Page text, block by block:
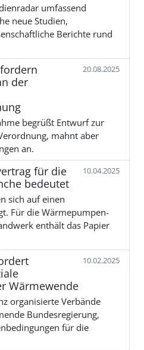
umfassend
neue Studien,
Berichte rund
der
20.08.2025
begrüßt Entwurf zur
mahnt aber
an.
für die
bedeutet
10.04.2025
sich auf einen
Für die Wärmepumpen-
enthält das Papier
Wärmewende
10.02.2025
organisierte Verbände
Bundesregierung,
für die